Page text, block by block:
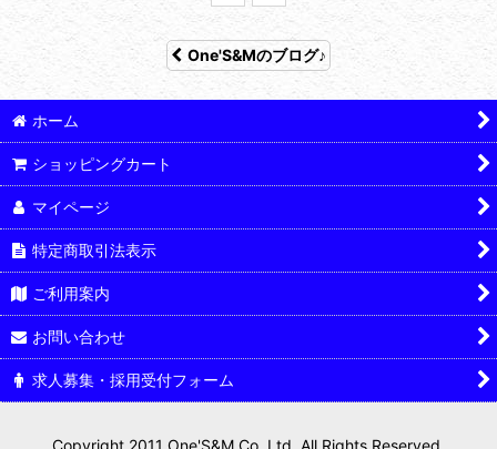
One'S&Mのブログ♪
ホーム
ショッピングカート
マイページ
特定商取引法表示
ご利用案内
お問い合わせ
求人募集・採用受付フォーム
Copyright 2011 One'S&M Co.,Ltd. All Rights Reserved.